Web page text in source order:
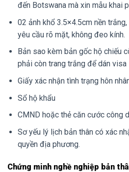
đến Botswana mà xin mẫu khai
02 ảnh khổ 3.5×4.5cm nền
yêu cầu rõ mặt, không đeo kính.
Bản sao kèm bản gốc hộ chiếu
phải còn trang trắng để dán visa
Giấy xác nhận tình trạng hôn
Sổ hộ khẩu
CMND hoặc thẻ căn cước công
Sơ yếu lý lịch bản thân có xác
quyền địa phương.
Chứng minh nghề nghiệp bản